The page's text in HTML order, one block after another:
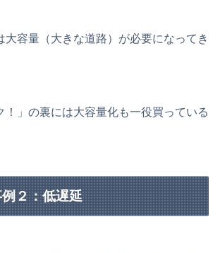
大容量（大きな道路）が必要になってき
！」の裏には大容量化も一役買っている
２：低遅延